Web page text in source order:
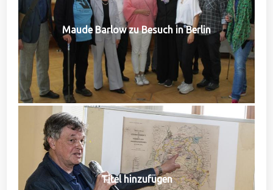
Maude Barlow zu Besuch in Berlin
Titel hinzufügen